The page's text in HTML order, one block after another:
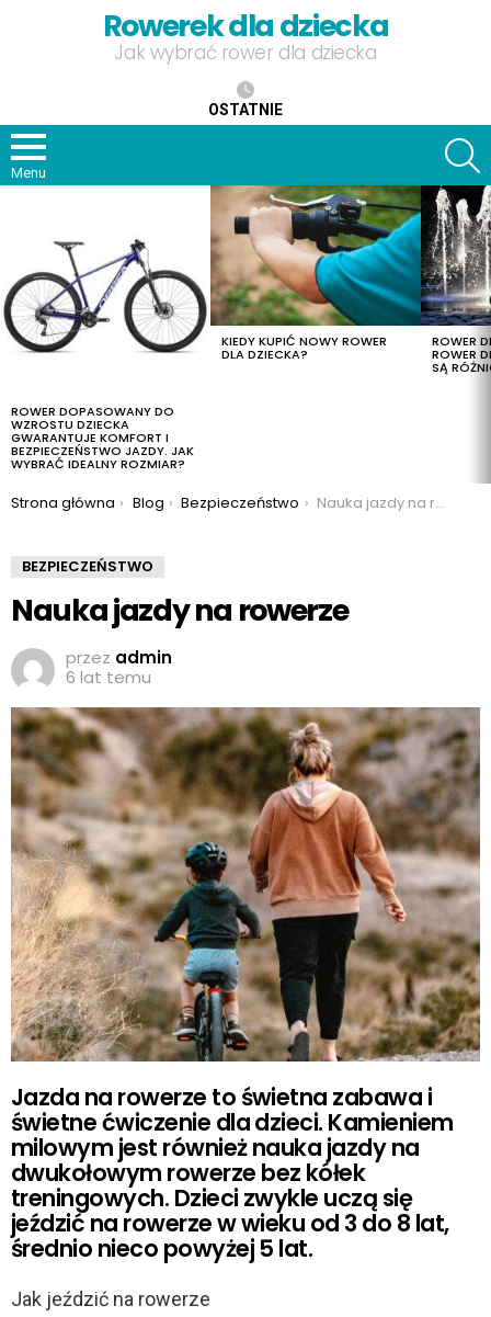
Rowerek dla dziecka
Jak wybrać rower dla dziecka
OSTATNIE
Menu
ROWER DOPASOWANY DO
WZROSTU DZIECKA
GWARANTUJE KOMFORT I
BEZPIECZEŃSTWO JAZDY. JAK
WYBRAĆ IDEALNY ROZMIAR?
KIEDY KUPIĆ NOWY ROWER
DLA DZIECKA?
ROWER
ROWER
SĄ
Jesteś tutaj:
Strona główna Blog Bezpieczeństwo Nauka jazdy na rowerze
BEZPIECZEŃSTWO
Nauka jazdy na rowerze
przez admin
6 lat temu
Jazda na rowerze to świetna zabawa i
świetne ćwiczenie dla dzieci. Kamieniem
milowym jest również nauka jazdy na
dwukołowym rowerze bez kółek
treningowych. Dzieci zwykle uczą się
jeździć na rowerze w wieku od 3 do 8 lat,
średnio nieco powyżej 5 lat.
Jak jeździć na rowerze